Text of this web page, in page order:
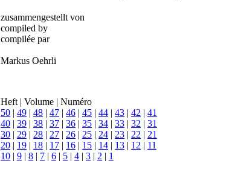
zusammengestellt von
compiled by
compilée par
Markus Oehrli
Heft | Volume | Numéro
50 | 49 | 48 | 47 | 46 | 45 | 44 | 43 | 42 | 41
40 | 39 | 38 | 37 | 36 | 35 | 34 | 33 | 32 | 31
30 | 29 | 28 | 27 | 26 | 25 | 24 | 23 | 22 | 21
20 | 19 | 18 | 17 | 16 | 15 | 14 | 13 | 12 | 11
10 | 9 | 8 | 7 | 6 | 5 | 4 | 3 | 2 | 1